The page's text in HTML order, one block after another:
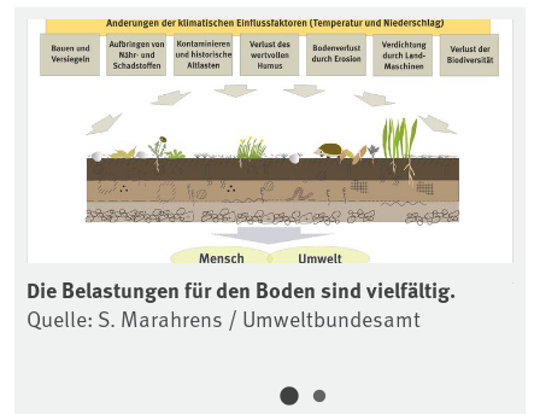
Die Belastungen für den Boden sind vielfältig.
Quelle: S. Marahrens / Umweltbundesamt